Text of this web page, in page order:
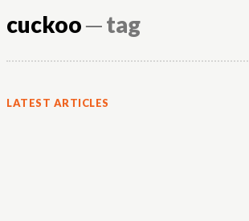
cuckoo─ tag
LATEST ARTICLES